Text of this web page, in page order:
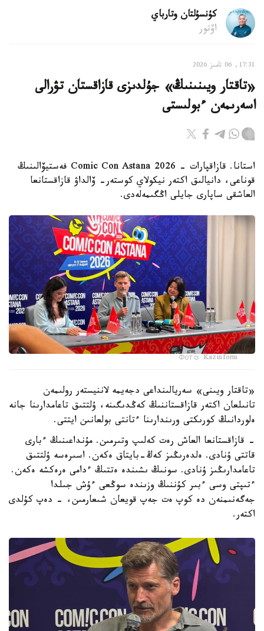
كۇنسۇلتان وتارباي
اۆتور
17:31, 06 تامىز 2026
«تاقتار ويىنىنىڭ» جۇلدىزى قازاقستان تۋرالى
اسەرىمەن ءبولىستى
استانا. قازاقپارات - Comic Con Astana 2026 فەستيۆالىنىڭ
قوناعى، دانيالىق اكتەر نيكولاي كوستەر- ۆالداۋ قازاقستانعا
العاشقى ساپارى جايلى اڭگىمەلەدى.
Фото: Kazinform
«تاقتار ويىنى» سەريالىنداعى دجەيمە لاننيستەر رولىمەن
تانىلعان اكتەر قازاقستاننىڭ كەڭدىگىنە، ۇلتتىق تاعامدارىنا جانە
ەلوردانىڭ كورىكتى ورىندارىنا ءتانتى بولعانىن ايتتى.
- قازاقستانعا العاش رەت كەلىپ وتىرمىن. مۇنداعىنىڭ ءبارى
قاتتى ۇنادى. ەلدەرىڭىز كەڭ-بايتاق ەكەن. اسىرەسە ۇلتتىق
تاعامدارىڭىز ۇنادى. سونىڭ ىشىندە ەتتىڭ ءدامى ەرەكشە ەكەن.
ءتىپتى وسى ءبىر كۇننىڭ وزىندە سوڭعى ءۇش جىلدا
جەگەنىمنەن دە كوپ ەت جەپ قويعان شىعارمىن، - دەپ كۇلدى
اكتەر.